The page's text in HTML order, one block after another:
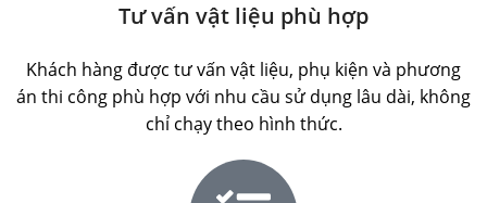
Tư vấn vật liệu phù hợp
Khách hàng được tư vấn vật liệu, phụ kiện và phương
án thi công phù hợp với nhu cầu sử dụng lâu dài, không
chỉ chạy theo hình thức.